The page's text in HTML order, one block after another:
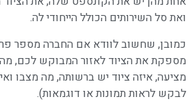
ואת סל השירותים הכולל הייחודי לה.
כמובן, שחשוב לוודא אם החברה מספר
מספקת את הציוד לאזור המבוקש לכם,
מציעה, איזה ציוד יש ברשותה, מה מצבו
לבקש לראות תמונות או דוגמאות).